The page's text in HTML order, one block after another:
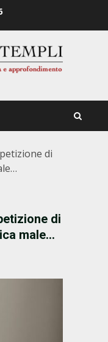
di
di
male…